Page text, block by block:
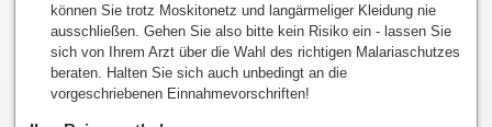
können Sie trotz Moskitonetz und langärmeliger Kleidung nie
ausschließen. Gehen Sie also bitte kein Risiko ein - lassen Sie
sich von Ihrem Arzt über die Wahl des richtigen Malariaschutzes
beraten. Halten Sie sich auch unbedingt an die
vorgeschriebenen Einnahmevorschriften!